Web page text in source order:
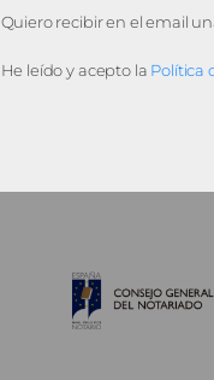
Quiero recibir en el email
He leído y acepto la Política